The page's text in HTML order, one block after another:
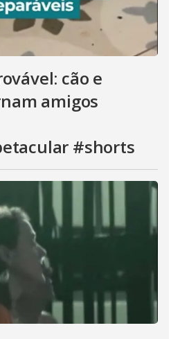
cão e
amigos
#shorts